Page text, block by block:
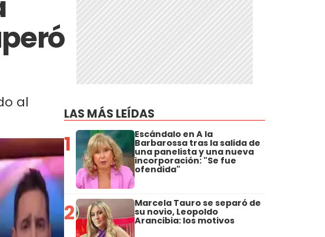
al
LAS MÁS LEÍDAS
1 Escándalo en A la
Barbarossa tras la salida de
una panelista y una nueva
incorporación: "Se fue
ofendida"
2 Marcela Tauro se separó de
su novio, Leopoldo
Arancibia: los motivos